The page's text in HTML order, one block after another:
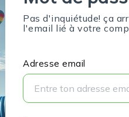
Pas d'inquiétude! ça
l'email lié à votre
Adresse email